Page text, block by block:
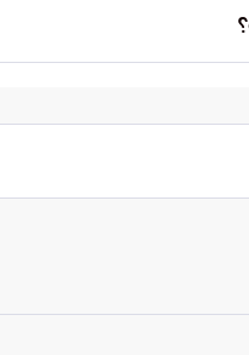
هذا يؤكد على